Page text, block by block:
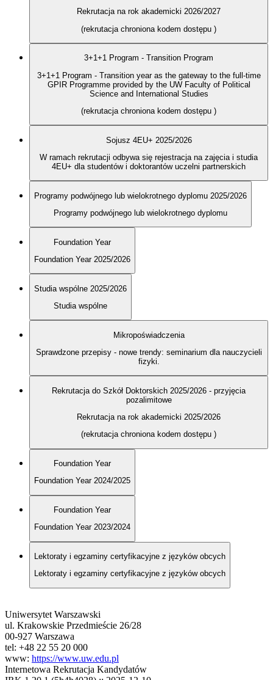
Rekrutacja na rok akademicki 2026/2027
(rekrutacja chroniona kodem dostępu )
3+1+1 Program - Transition Program
3+1+1 Program - Transition year as the gateway to the full-time
GPIR Programme provided by the UW Faculty of Political
Science and International Studies
(rekrutacja chroniona kodem dostępu )
Sojusz 4EU+ 2025/2026
W ramach rekrutacji odbywa się rejestracja na zajęcia i studia
4EU+ dla studentów i doktorantów uczelni partnerskich
Programy podwójnego lub wielokrotnego dyplomu 2025/2026
Programy podwójnego lub wielokrotnego dyplomu
Foundation Year
Foundation Year 2025/2026
Studia wspólne 2025/2026
Studia wspólne
Mikropoświadczenia
Sprawdzone przepisy - nowe trendy: seminarium dla nauczycieli
fizyki.
Rekrutacja do Szkół Doktorskich 2025/2026 - przyjęcia
pozalimitowe
Rekrutacja na rok akademicki 2025/2026
(rekrutacja chroniona kodem dostępu )
Foundation Year
Foundation Year 2024/2025
Foundation Year
Foundation Year 2023/2024
Lektoraty i egzaminy certyfikacyjne z języków obcych
Lektoraty i egzaminy certyfikacyjne z języków obcych
Uniwersytet Warszawski
ul. Krakowskie Przedmieście 26/28
00-927 Warszawa
tel: +48 22 55 20 000
www: https://www.uw.edu.pl
Internetowa Rekrutacja Kandydatów